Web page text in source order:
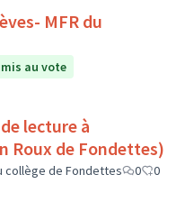
MFR du
au vote
lecture à
Jean Roux de Fondettes)
collège de Fondettes 0
0